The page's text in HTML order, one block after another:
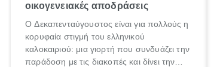
οικογενειακές αποδράσεις
Ο Δεκαπενταύγουστος είναι για πολλούς η
κορυφαία στιγμή του ελληνικού
καλοκαιριού: μια γιορτή που συνδυάζει την
παράδοση με τις διακοπές και δίνει την